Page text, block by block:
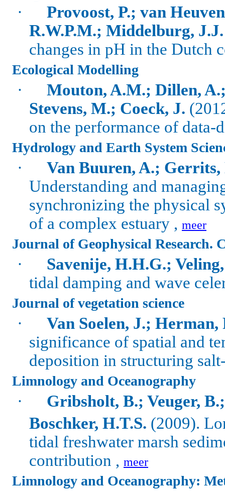
·
Provoost, P.; van
R.W.P.M.; Middelburg, J.J.
changes in pH in the Dutch
Ecological Modelling
·
Mouton, A.M.; Dillen,
Stevens, M.; Coeck, J.
on the performance of
Hydrology and Earth System
·
Van Buuren, A.; Gerrits,
Understanding and
synchronizing the physical
of a complex estuary , meer
Journal of Geophysical Research.
·
Savenije, H.H.G.;
tidal damping and wave
Journal of vegetation science
·
Van Soelen, J.;
significance of spatial and
deposition in structuring
Limnology and Oceanography
·
Gribsholt, B.; Veuger,
Boschker, H.T.S. (2009).
tidal freshwater marsh
contribution , meer
Limnology and Oceanography: